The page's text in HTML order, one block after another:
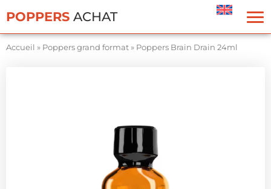
POPPERS ACHAT
Accueil » Poppers grand format» Poppers Brain Drain 24ml